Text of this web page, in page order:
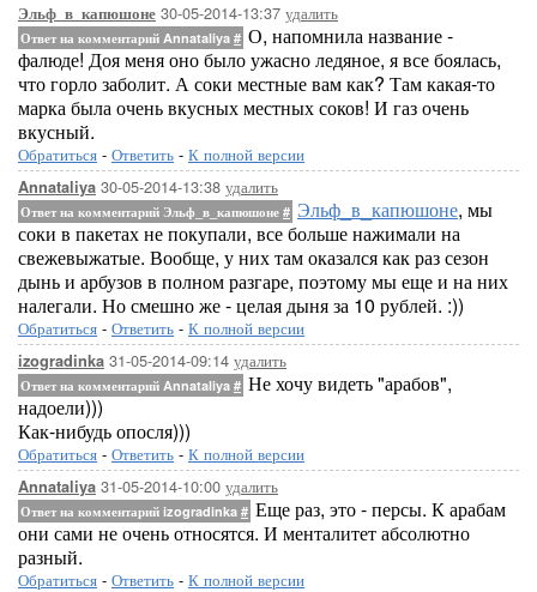
Эльф_в_капюшоне 30-05-2014-13:37 удалить
Ответ на комментарий Annataliya # О, напомнила название -
фалюде! Доя меня оно было ужасно ледяное, я все боялась,
что горло заболит. А соки местные вам как? Там какая-то
марка была очень вкусных местных соков! И газ очень
вкусный.
Обратиться - Ответить - К полной версии
Annataliya 30-05-2014-13:38 удалить
Ответ на комментарий Эльф_в_капюшоне # Эльф_в_капюшоне, мы
соки в пакетах не покупали, все больше нажимали на
свежевыжатые. Вообще, у них там оказался как раз сезон
дынь и арбузов в полном разгаре, поэтому мы еще и на них
налегали. Но смешно же - целая дыня за 10 рублей. :))
Обратиться - Ответить - К полной версии
izogradinka 31-05-2014-09:14 удалить
Ответ на комментарий Annataliya # Не хочу видеть "арабов",
надоели)))
Как-нибудь опосля)))
Обратиться - Ответить - К полной версии
Annataliya 31-05-2014-10:00 удалить
Ответ на комментарий izogradinka # Еще раз, это - персы. К арабам
они сами не очень относятся. И менталитет абсолютно
разный.
Обратиться - Ответить - К полной версии